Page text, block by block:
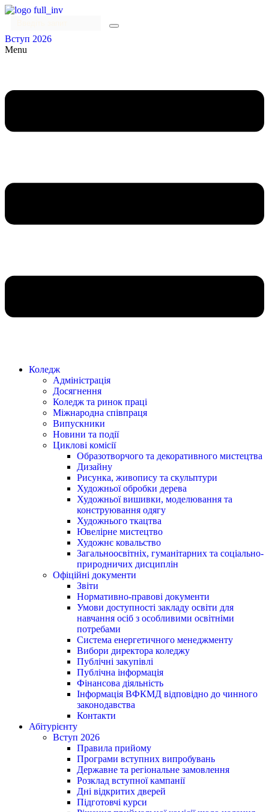
Вступ 2026
Menu
Коледж
Адміністрація
Досягнення
Коледж та ринок праці
Міжнародна співпраця
Випускники
Новини та події
Циклові комісії
Образотворчого та декоративного мистецтва
Дизайну
Рисунка, живопису та скульптури
Художньої обробки дерева
Художньої вишивки, моделювання та
конструювання одягу
Художнього ткацтва
Ювелірне мистецтво
Художнє ковальство
Загальноосвітніх, гуманітарних та соціально-
природничих дисциплін
Офіційні документи
Звіти
Нормативно-правові документи
Умови доступності закладу освіти для
навчання осіб з особливими освітніми
потребами
Система енергетичного менеджменту
Вибори директора коледжу
Публічні закупівлі
Публічна інформація
Фінансова діяльність
Інформація ВФКМД відповідно до чинного
законодавства
Контакти
Абітурієнту
Вступ 2026
Правила прийому
Програми вступних випробувань
Державне та регіональне замовлення
Розклад вступної кампанії
Дні відкритих дверей
Підготовчі курси